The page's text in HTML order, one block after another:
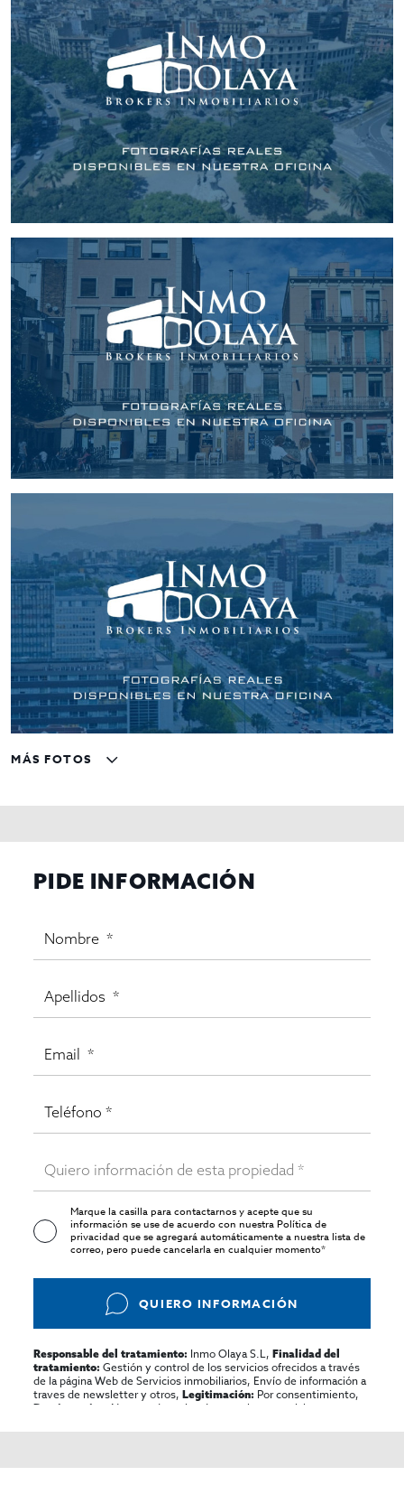
Tordera. ¡Contacta con nosotros y descubre todo el
potencial que esta nave tiene para ofrecer!
MÁS FOTOS
PIDE INFORMACIÓN
Marque la casilla para contactarnos y acepte que su
información se use de acuerdo con nuestraPolítica de
privacidadque se agregará automáticamente a nuestra lista de
correo, pero puede cancelarla en cualquier momento*
QUIERO INFORMACIÓN
Responsable del tratamiento: Inmo Olaya S.L,Finalidad del
tratamiento: Gestión y control de los servicios ofrecidos a través
de la página Web de Servicios inmobiliarios, Envío de información a
traves de newsletter y otros,Legitimación: Por consentimiento,
Destinatarios:
No se cederan los datos, salvo para elaborar
rectificar y suprimir los datos, solicitar la portabilidad de los